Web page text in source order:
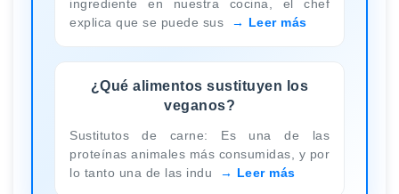
ingrediente en nuestra cocina, el chef
explica que se puede sus
Leer más
¿Qué alimentos sustituyen los
veganos?
Sustitutos de carne: Es una de las
proteínas animales más consumidas, y por
lo tanto una de las indu
Leer más